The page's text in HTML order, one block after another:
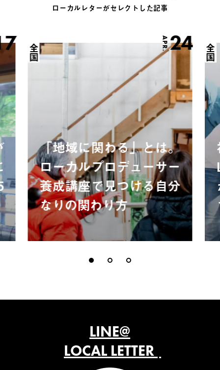
ローカルレターがセレクトした記事
APR.24
全国
「地域に関わる」とは。
ローカルプロデューサー
養成講座で見つける自分
なりの関わり方
全国
LINE@
LOCAL LETTER